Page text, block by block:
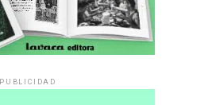
PUBLICIDAD